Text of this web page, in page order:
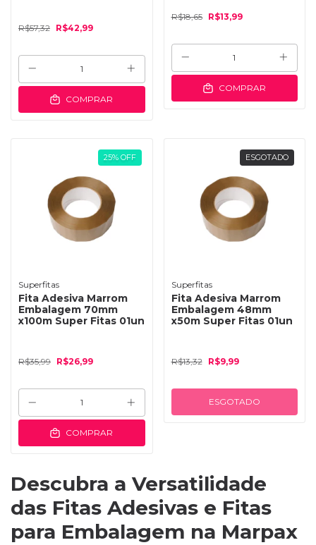
R$57,32 R$42,99
COMPRAR
R$18,65 R$13,99
COMPRAR
25% OFF
Superfitas
Fita Adesiva Marrom
Embalagem 70mm
x100m Super Fitas 01un
R$35,99 R$26,99
COMPRAR
ESGOTADO
Superfitas
Fita Adesiva Marrom
Embalagem 48mm
x50m Super Fitas 01un
R$13,32 R$9,99
ESGOTADO
Descubra a Versatilidade
das Fitas Adesivas e Fitas
para Embalagem na Marpax